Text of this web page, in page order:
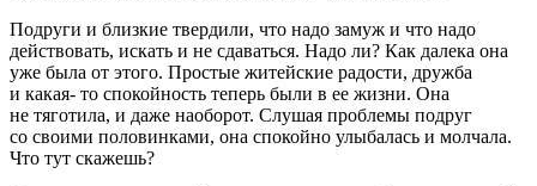
Подруги и близкие твердили, что надо замуж и что надо
действовать, искать и не сдаваться. Надо ли? Как далека она
уже была от этого. Простые житейские радости, дружба
и какая- то спокойность теперь были в ее жизни. Она
не тяготила, и даже наоборот. Слушая проблемы подруг
со своими половинками, она спокойно улыбалась и молчала.
Что тут скажешь?